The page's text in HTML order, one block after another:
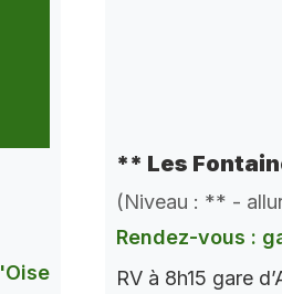
** Les
(Niveau : ** -
Rendez-vous :
RV à 8h15 gare